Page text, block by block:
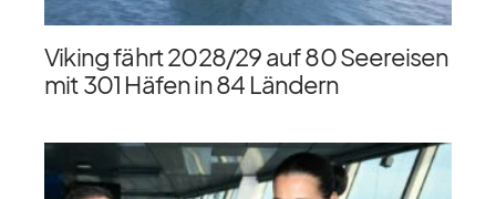
Viking fährt 2028/​29 auf 80 Seereisen
mit 301 Häfen in 84 Ländern